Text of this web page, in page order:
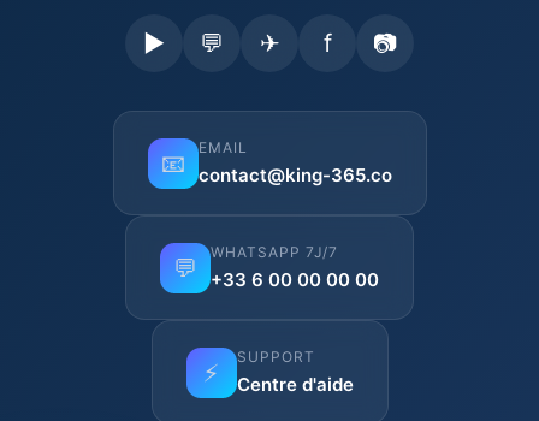
▶ 💬 ✈ f 📷
📧
EMAIL
contact@king-365.co
💬
WHATSAPP 7J/7
+33 6 00 00 00 00
⚡
SUPPORT
Centre d'aide